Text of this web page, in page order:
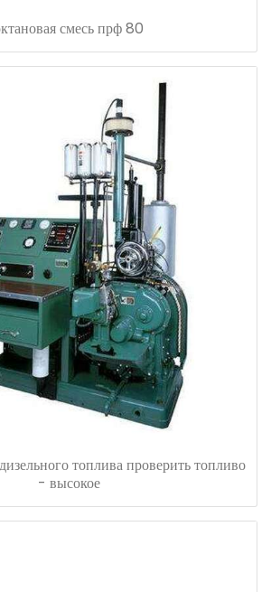
смесь прф 80
топлива проверить топливо
- высокое